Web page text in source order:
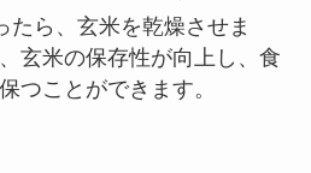
たら、玄米を乾燥させま
玄米の保存性が向上し、食
つことができます。